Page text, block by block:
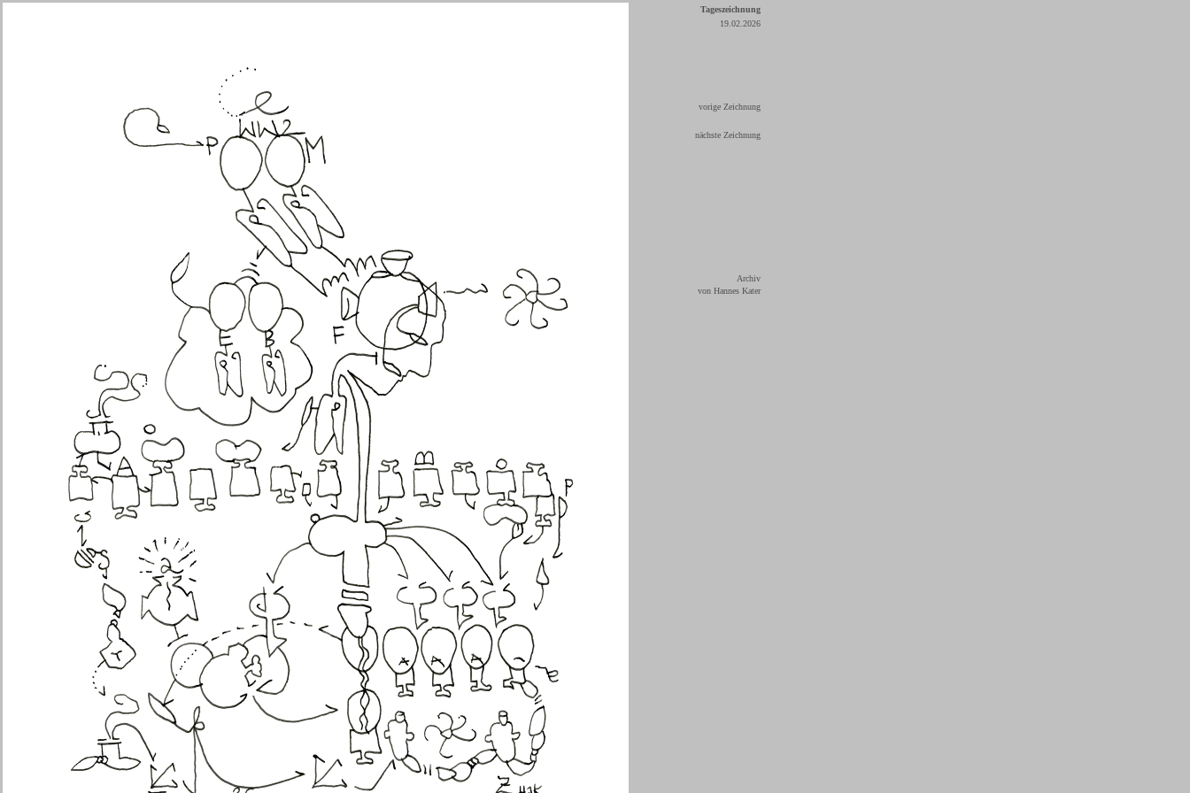
Tageszeichnung
19.02.2026
vorige Zeichnung
nächste Zeichnung
Archiv
von Hannes Kater